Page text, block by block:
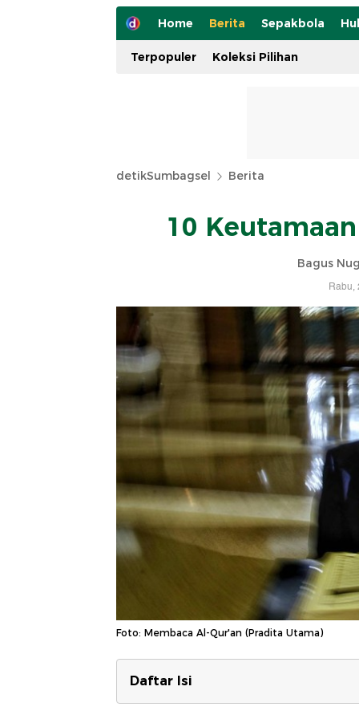
Home Berita Sepakbola
Terpopuler Koleksi Pilihan
detikSumbagsel Berita
10
Bagus
Rabu,
Foto: Membaca Al-Qur'an (Pradita Utama)
Daftar Isi
10 Keutamaan Membaca Al-